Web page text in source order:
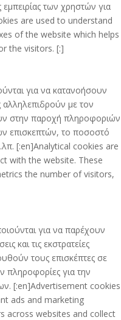
των χρηστών για
are used to understand
of the website which helps
the visitors. [:]
για να κατανοήσουν
αλληλεπιδρούν με τον
στην παροχή πληροφοριών
επισκεπτών, το ποσοστό
[:en]Analytical cookies are
with the website. These
the number of visitors,
για να παρέχουν
και τις εκστρατείες
τους επισκέπτες σε
πληροφορίες για την
[:en]Advertisement cookies
ads and marketing
across websites and collect